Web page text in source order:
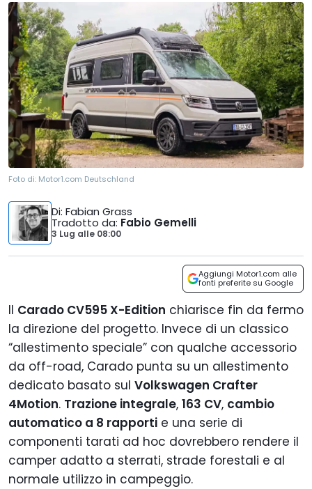
Foto di: Motor1.com Deutschland
Di: Fabian Grass
Tradotto da: Fabio Gemelli
3 Lug alle 08:00
Aggiungi Motor1.com alle
fonti preferite su Google
Il Carado CV595 X-Edition chiarisce fin da fermo
la direzione del progetto. Invece di un classico
“allestimento speciale” con qualche accessorio
da off-road, Carado punta su un allestimento
dedicato basato sul Volkswagen Crafter
4Motion. Trazione integrale, 163 CV, cambio
automatico a 8 rapporti e una serie di
componenti tarati ad hoc dovrebbero rendere il
camper adatto a sterrati, strade forestali e al
normale utilizzo in campeggio.